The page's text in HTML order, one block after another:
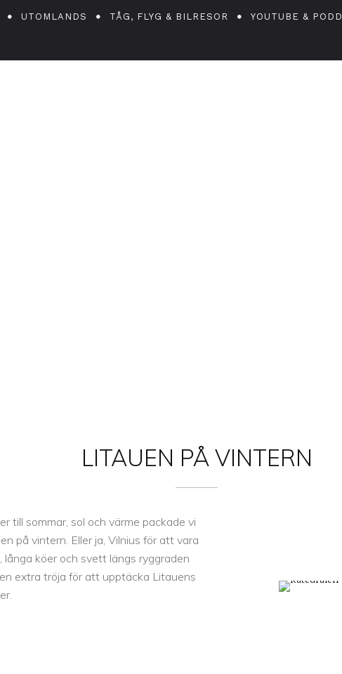
UTOMLANDS TÅG, FLYG & BILRESOR YOUTUBE & PODD
LITAUEN PÅ VINTERN
till sommar, sol och värme packade vi
på vintern. Eller ja, Vilnius för att vara
köer och svett längs ryggraden
extra tröja för att upptäcka Litauens